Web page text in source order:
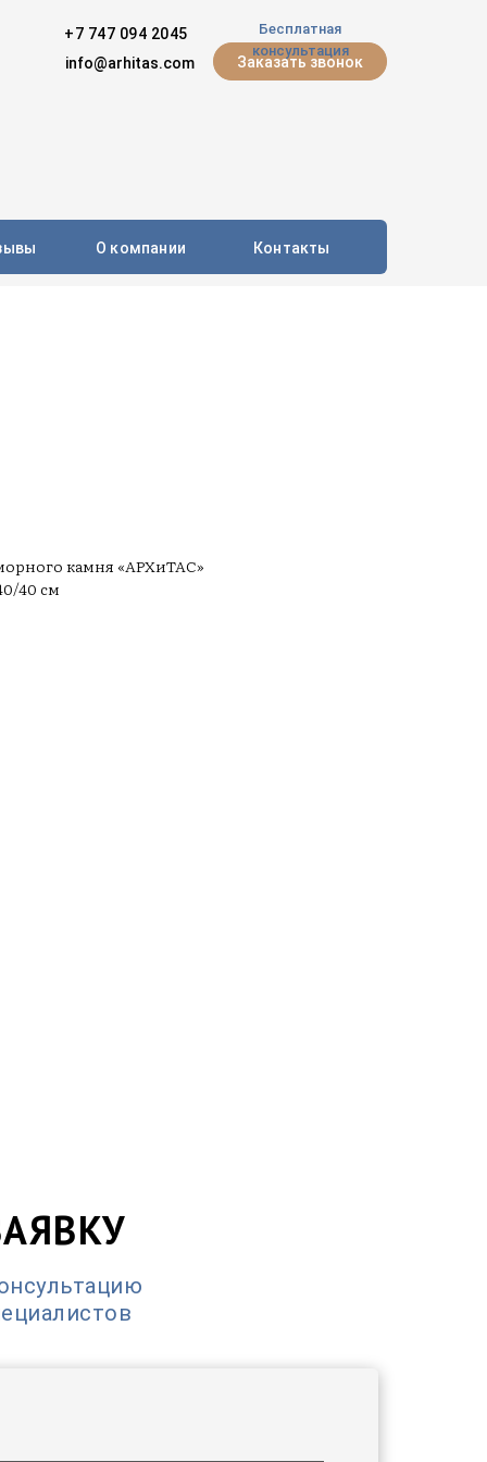
+7 747 094 2045
info@arhitas.com
Заказать звонок
Бесплатная
консультация
О компании Контакты
камня «АРХиТАС»
40 см